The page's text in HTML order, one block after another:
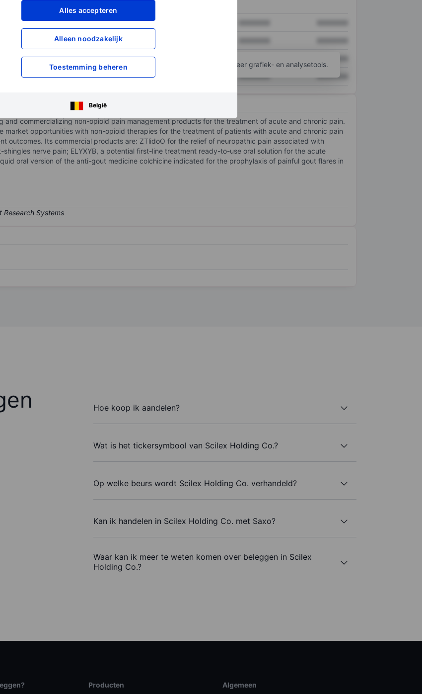
Alles accepteren
Alleen noodzakelijk
Toestemming beheren
België
XXXXXXX
XXXXXXX
XXXXXXX
XXXXXXX XXXXXXX XXXXXXX
Open een rekening om toegang te krijgen tot meer grafiek- en analysetools.
and commercializing non-opioid pain management products for the treatment of acute and chronic pain.
market opportunities with non-opioid therapies for the treatment of patients with acute and chronic pain
outcomes. Its commercial products are: ZTlidoO for the relief of neuropathic pain associated with
nerve pain; ELYXYB, a potential first-line treatment ready-to-use oral solution for the acute
oral version of the anti-gout medicine colchicine indicated for the prophylaxis of painful gout flares in
Hoe koop ik aandelen?
Wat is het tickersymbool van Scilex Holding Co.?
Op welke beurs wordt Scilex Holding Co. verhandeld?
Kan ik handelen in Scilex Holding Co. met Saxo?
Waar kan ik meer te weten komen over beleggen in Scilex
Holding Co.?
Producten Algemeen